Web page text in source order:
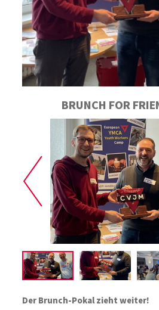
BRUNCH FOR
Der Brunch-Pokal zieht weiter!